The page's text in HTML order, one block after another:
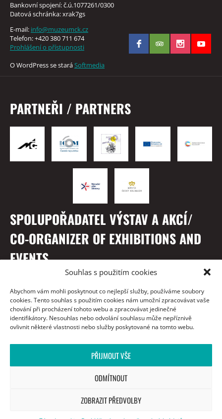
Souhlas s použitím cookies
Abychom vám mohli poskytnout co nejlepší služby, používáme soubory
cookies. Tento souhlas s použitím cookies nám umožní zpracovávat vaše
chování při procházení tohoto webu a zpracovávat jedinečné
identifikátory. Nesouhlas nebo odvolání souhlasu může nepříznivě
ovlivnit některé vlastnosti nebo služby poskytované na tomto webu.
PŘIJMOUT VŠE
ODMÍTNOUT
ZOBRAZIT PŘEDVOLBY
Bankovní spojení: č.ú.1077261/0300
Datová schránka: xrak7gs
E-mail: info@muzeumck.cz
Telefon: +420 380 711 674
Prohlášení o přístupnosti
O WordPress se staráSoftmedia
PARTNEŘI / PARTNERS
SPOLUPOŘADATEL VÝSTAV A AKCÍ/
CO-ORGANIZER OF EXHIBITIONS AND
EVENTS
S PODĚKOVÁNÍM / WITH THANKS TO